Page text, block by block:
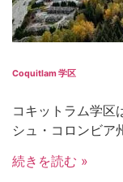
Coquitlam 学区
コキットラム学区
シュ・コロンビア
続きを読む »